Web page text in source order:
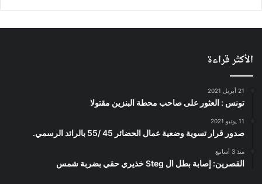
الأكثر قراءة
21 أبريل 2021
تونس : العثور على صاحب محطة البنزين مقتولا
11 يونيو 2021
صدور قرار تسوية وضعية عمال الحضائر 45 /55 بالرائد الرسمي.
منذ 3 أسابيع
القصرين: إصابة بطل ال Steg خذيري حقي بضربة شمس